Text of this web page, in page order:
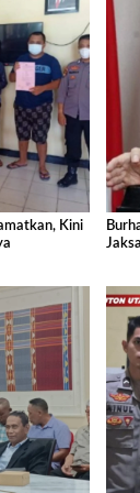
Kini